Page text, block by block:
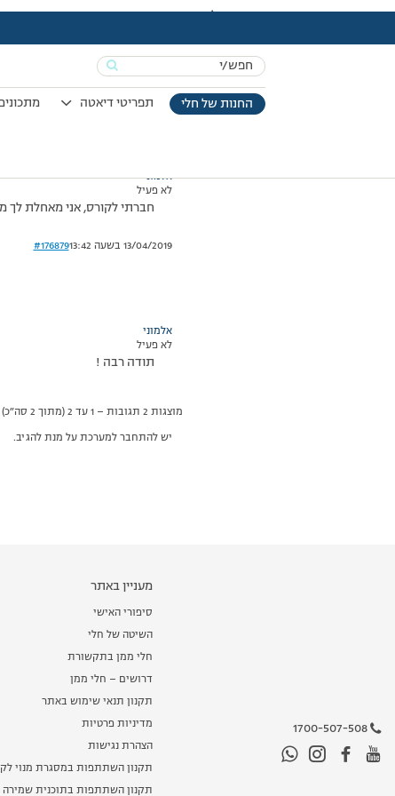
Search
for:החנות של חלי תפריטי דיאטה
עמוד הבית>דיונים>פורום>הבה נגילה יקרה
מוצגות 2 תגובות – 1 עד 2 (מתוך 2 סה״כ)
01/03/2011 בשעה 17:25
#176878
אלמוני
לא פעיל
חברתי לקורס, אני מאחלת
13/04/2019 בשעה 13:42 #176879
אלמוני
לא פעיל
תודה רבה !
מוצגות 2 תגובות – 1 עד 2 (מתוך 2 סה״כ)
יש להתחבר למערכת על מנת להגיב.
1700-507-508
מעניין באתר
סיפורי האישי
השיטה של חלי
חלי ממן בתקשורת
דרושים – חלי ממן
תקנון תנאי שימוש באתר
מדיניות פרטיות
הצהרת נגישות
תקנון השתתפות במסגרת מנוי
תקנון השתתפות בתוכנית שמירה